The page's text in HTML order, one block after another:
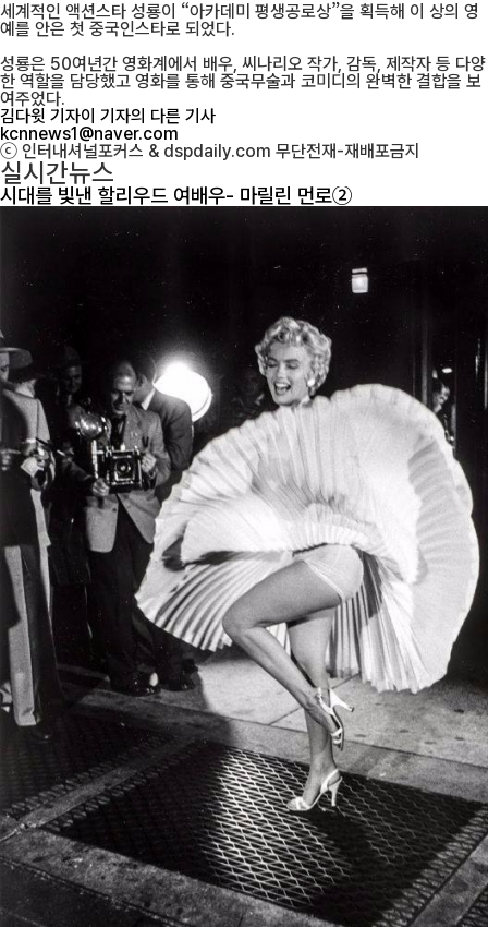
세계적인 액션스타 성룡이 “아카데미 평생공로상”을 획득해 이 상의 영
예를 안은 첫 중국인스타로 되었다.
성룡은 50여년간 영화계에서 배우, 씨나리오 작가, 감독, 제작자 등 다양
한 역할을 담당했고 영화를 통해 중국무술과 코미디의 완벽한 결합을 보
여주었다.
김다윗 기자이 기자의 다른 기사
kcnnews1@naver.com
ⓒ 인터내셔널포커스 & dspdaily.com 무단전재-재배포금지
실시간뉴스
시대를 빛낸 할리우드 여배우- 마릴린 먼로②